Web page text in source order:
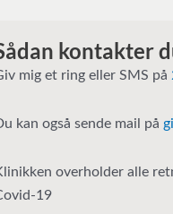
kontakter
mig et ring eller SMS på
kan også sende mail på
overholder alle
19